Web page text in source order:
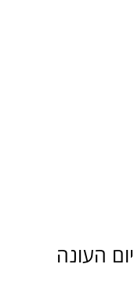
העונה